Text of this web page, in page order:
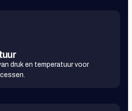
druk en temperatuur voor